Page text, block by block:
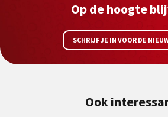
Op de hoogte
SCHRIJF JE IN VOOR DE
Ook